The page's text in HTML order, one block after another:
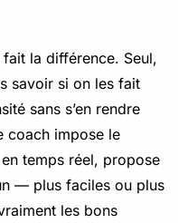
fait la différence. Seul,
savoir si on les fait
sans s’en rendre
coach impose le
temps réel, propose
— plus faciles ou plus
les bons